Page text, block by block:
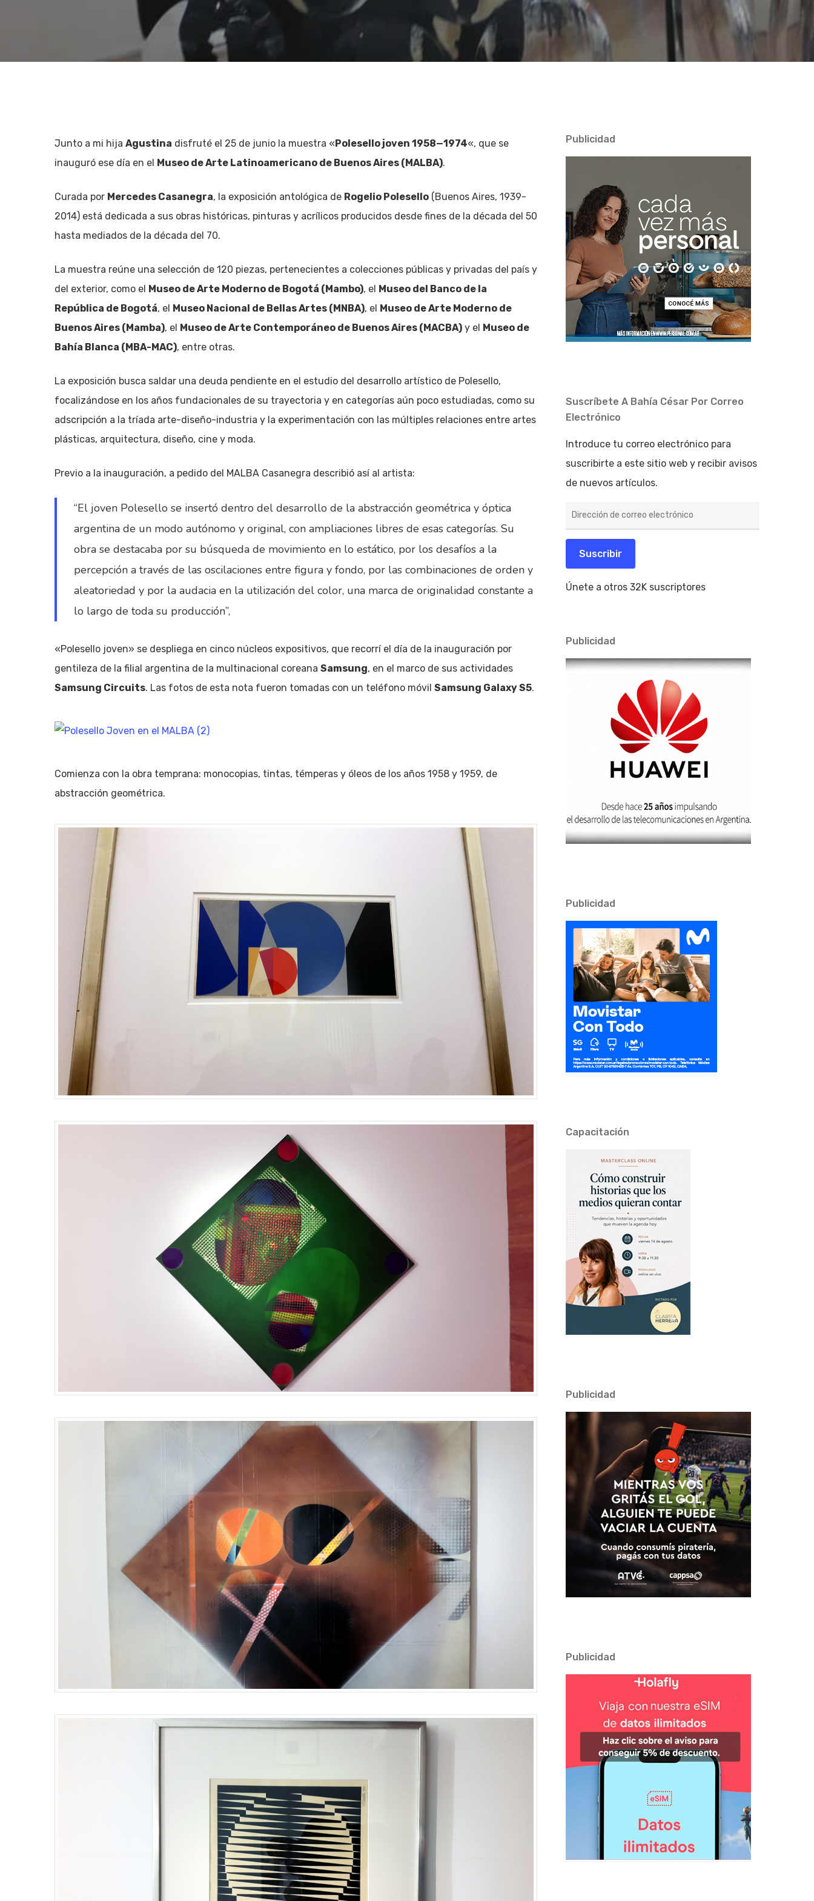
Hit enter to search or ESC to close
Junto a mi hija Agustina disfruté el 25 de junio la muestra «Polesello joven 1958—1974«, que se
inauguró ese día en el Museo de Arte Latinoamericano de Buenos Aires (MALBA).
Curada por Mercedes Casanegra, la exposición antológica de Rogelio Polesello (Buenos Aires, 1939-
2014) está dedicada a sus obras históricas, pinturas y acrílicos producidos desde fines de la década del 50
hasta mediados de la década del 70.
La muestra reúne una selección de 120 piezas, pertenecientes a colecciones públicas y privadas del país y
del exterior, como el Museo de Arte Moderno de Bogotá (Mambo), el Museo del Banco de la
República de Bogotá, el Museo Nacional de Bellas Artes (MNBA), el Museo de Arte Moderno de
Buenos Aires (Mamba), el Museo de Arte Contemporáneo de Buenos Aires (MACBA) y el Museo de
Bahía Blanca (MBA-MAC), entre otras.
La exposición busca saldar una deuda pendiente en el estudio del desarrollo artístico de Polesello,
focalizándose en los años fundacionales de su trayectoria y en categorías aún poco estudiadas, como su
adscripción a la tríada arte-diseño-industria y la experimentación con las múltiples relaciones entre artes
plásticas, arquitectura, diseño, cine y moda.
Previo a la inauguración, a pedido del MALBA Casanegra describió así al artista:
“El joven Polesello se insertó dentro del desarrollo de la abstracción geométrica y óptica
argentina de un modo autónomo y original, con ampliaciones libres de esas categorías. Su
obra se destacaba por su búsqueda de movimiento en lo estático, por los desafíos a la
percepción a través de las oscilaciones entre figura y fondo, por las combinaciones de orden y
aleatoriedad y por la audacia en la utilización del color, una marca de originalidad constante a
lo largo de toda su producción”,
«Polesello joven» se despliega en cinco núcleos expositivos, que recorrí el día de la inauguración por
gentileza de la filial argentina de la multinacional coreana Samsung, en el marco de sus actividades
Samsung Circuits. Las fotos de esta nota fueron tomadas con un teléfono móvil Samsung Galaxy S5.
Comienza con la obra temprana: monocopias, tintas, témperas y óleos de los años 1958 y 1959, de
abstracción geométrica.
Publicidad
Suscríbete A Bahía César Por Correo
Electrónico
Introduce tu correo electrónico para
suscribirte a este sitio web y recibir avisos
de nuevos artículos.
de
electrónico
Suscribir
Únete a otros 32K suscriptores
Publicidad
Publicidad
Capacitación
Publicidad
Publicidad